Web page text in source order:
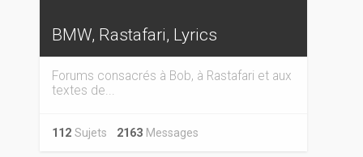
BMW, Rastafari, Lyrics
Forums consacrés à Bob, à Rastafari et aux
textes de...
112Sujets 2163Messages